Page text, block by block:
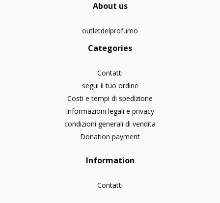
About us
outletdelprofumo
Categories
Contatti
segui il tuo ordine
Costi e tempi di spedizione
Informazioni legali e privacy
condizioni generali di vendita
Donation payment
Information
Contatti